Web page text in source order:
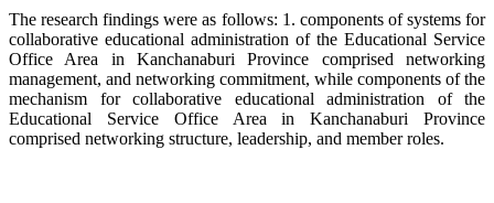
The research findings were as follows: 1. components of systems for
collaborative educational administration of the Educational Service
Office Area in Kanchanaburi Province comprised networking
management, and networking commitment, while components of the
mechanism for collaborative educational administration of the
Educational Service Office Area in Kanchanaburi Province
comprised networking structure, leadership, and member roles.